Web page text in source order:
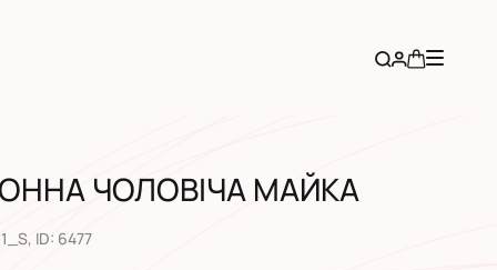
ЧОЛОВІЧА МАЙКА
, ID: 6477